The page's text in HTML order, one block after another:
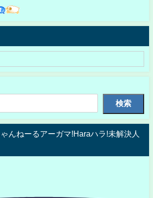
検索
んねーるアーガマ!Haraハラ!未解決人